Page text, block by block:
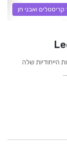
קריסטלים ואבני חן
הייחודיות שלה